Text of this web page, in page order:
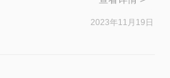
2023年11月19日